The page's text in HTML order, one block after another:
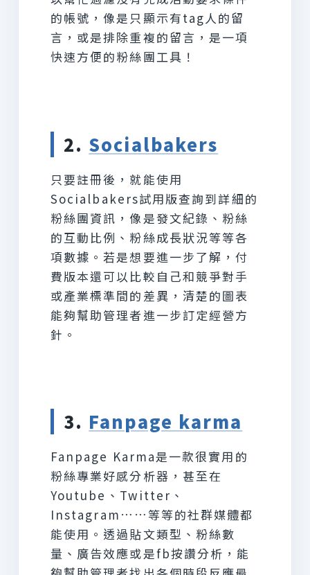
的帳號，像是只顯示有tag人的留
言，或是排除重複的留言，是一項
快速方便的粉絲團工具！
2. Socialbakers
只要註冊後，就能使用
Socialbakers試用版查詢到詳細的
粉絲團資訊，像是發文紀錄、粉絲
的互動比例、粉絲成長狀況等等各
項數據。若是想要進一步了解，付
費版本還可以比較自己和競爭對手
或產業標準間的差異，清楚的圖表
能夠幫助管理者進一步訂定經營方
針。
3. Fanpage karma
Fanpage Karma是一款很實用的
粉絲專業好感分析器，甚至在
Youtube、Twitter、
Instagram……等等的社群媒體都
能使用。透過貼文類型、粉絲數
量、廣告效應或是fb按讚分析，能